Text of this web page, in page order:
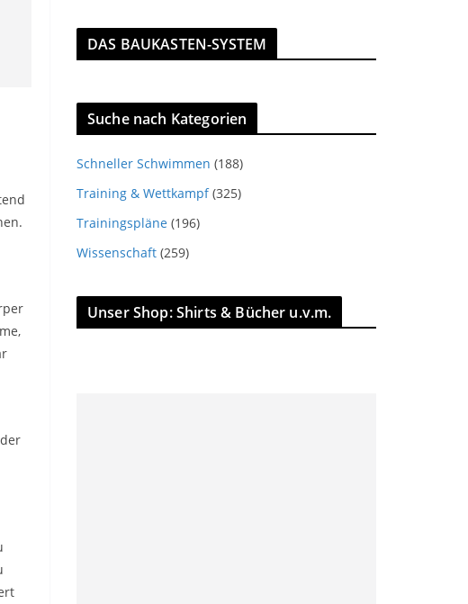
DAS BAUKASTEN-SYSTEM
Suche nach Kategorien
Schneller Schwimmen (188)
Training & Wettkampf(325)
Trainingspläne (196)
Wissenschaft (259)
Unser Shop: Shirts & Bücher u.v.m.